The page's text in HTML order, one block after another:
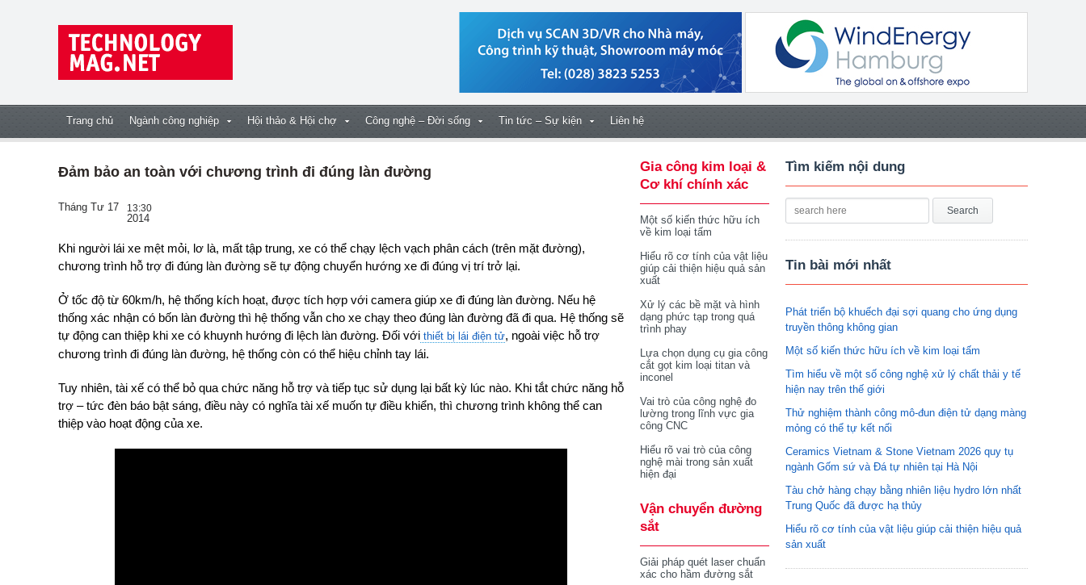
Trang chủ Ngành công nghiệp Hội thảo & Hội chợ Công nghệ – Đời sống Tin tức – Sự kiện Liên hệ
Đảm bảo an toàn với chương trình đi đúng làn đường
Tháng Tư 17 13:30
2014
Khi người lái xe mệt mỏi, lơ là, mất tập trung, xe có thể chạy lệch vạch phân cách (trên mặt đường),
chương trình hỗ trợ đi đúng làn đường sẽ tự động chuyển hướng xe đi đúng vị trí trở lại.
Ở tốc độ từ 60km/h, hệ thống kích hoạt, được tích hợp với camera giúp xe đi đúng làn đường. Nếu hệ
thống xác nhận có bốn làn đường thì hệ thống vẫn cho xe chạy theo đúng làn đường đã đi qua. Hệ thống sẽ
tự động can thiệp khi xe có khuynh hướng đi lệch làn đường. Đối với thiết bị lái điện tử, ngoài việc hỗ trợ
chương trình đi đúng làn đường, hệ thống còn có thể hiệu chỉnh tay lái.
Tuy nhiên, tài xế có thể bỏ qua chức năng hỗ trợ và tiếp tục sử dụng lại bất kỳ lúc nào. Khi tắt chức năng hỗ
trợ – tức đèn báo bật sáng, điều này có nghĩa tài xế muốn tự điều khiển, thì chương trình không thể can
thiệp vào hoạt động của xe.
Gia công kim loại &
Cơ khí chính xác
Một số kiến thức hữu ích
về kim loại tấm
Hiểu rõ cơ tính của vật liệu
giúp cải thiện hiệu quả sản
xuất
Xử lý các bề mặt và hình
dạng phức tạp trong quá
trình phay
Lựa chọn dụng cụ gia công
cắt gọt kim loại titan và
inconel
Vai trò của công nghệ đo
lường trong lĩnh vực gia
công CNC
Hiểu rõ vai trò của công
nghệ mài trong sản xuất
hiện đại
Vận chuyển đường
sắt
Giải pháp quét laser chuẩn
xác cho hầm đường sắt
Tìm kiếm nội dung
Tin bài mới nhất
Phát triển bộ khuếch đại sợi quang cho ứng dụng
truyền thông không gian
Một số kiến thức hữu ích về kim loại tấm
Tìm hiểu về một số công nghệ xử lý chất thải y tế
hiện nay trên thế giới
Thử nghiệm thành công mô-đun điện tử dạng màng
mỏng có thể tự kết nối
Ceramics Vietnam & Stone Vietnam 2026 quy tụ
ngành Gốm sứ và Đá tự nhiên tại Hà Nội
Tàu chở hàng chạy bằng nhiên liệu hydro lớn nhất
Trung Quốc đã được hạ thủy
Hiểu rõ cơ tính của vật liệu giúp cải thiện hiệu quả
sản xuất